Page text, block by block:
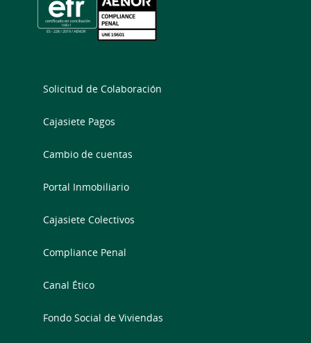
Solicitud de Colaboración
Cajasiete Pagos
Cambio de cuentas
Portal Inmobiliario
Cajasiete Colectivos
Compliance Penal
Canal Ético
Fondo Social de Viviendas